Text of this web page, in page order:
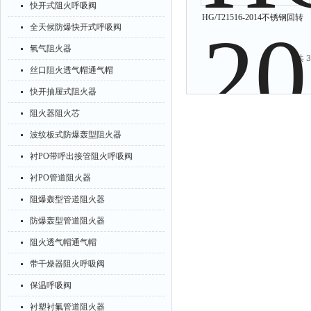
快开式阻火呼吸阀
全天候防爆快开式呼吸阀
氧气阻火器
丝口阻火透气帽通气帽
快开抽屉式阻火器
阻火器阻火芯
波纹板式防爆轰型阻火器
衬PO带呼出接管阻火呼吸阀
衬PO管道阻火器
阻爆轰型管道阻火器
防爆轰型管道阻火器
阻火透气帽通气帽
带干燥器阻火呼吸阀
保温呼吸阀
衬塑衬氟管道阻火器
HG/T21516-2014不锈钢回转
共